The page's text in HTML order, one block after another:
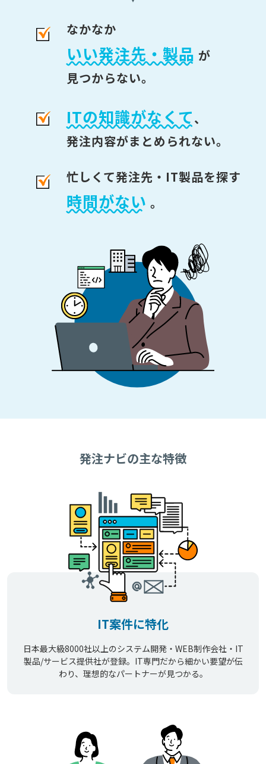
なかなか
いい発注先・製品 が
見つからない。
ITの知識がなくて、
発注内容がまとめられない。
忙しくて発注先・IT製品を探す
時間がない 。
発注ナビの主な特徴
IT案件に特化
日本最大級8000社以上のシステム開発・WEB制作会社・IT
製品/サービス提供社が登録。IT専門だから細かい要望が伝
わり、理想的なパートナーが見つかる。